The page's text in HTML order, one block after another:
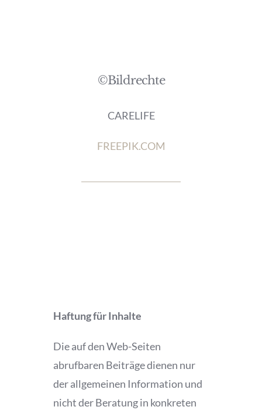
©Bildrechte
CARELIFE
FREEPIK.COM
Haftung für Inhalte
Die auf den Web-Seiten
abrufbaren Beiträge dienen nur
der allgemeinen Information und
nicht der Beratung in konkreten